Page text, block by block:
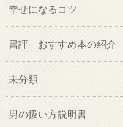
幸せになるコツ
書評 おすすめ本の紹介
未分類
男の扱い方説明書